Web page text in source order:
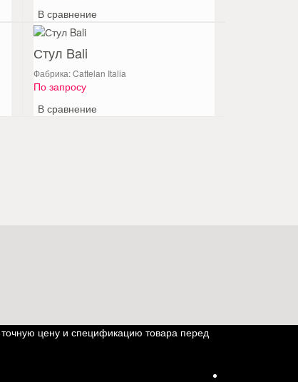
В сравнение
Стул Bali
Фабрика: Cattelan Italia
По запросу
В сравнение
цену и спецификацию товара перед